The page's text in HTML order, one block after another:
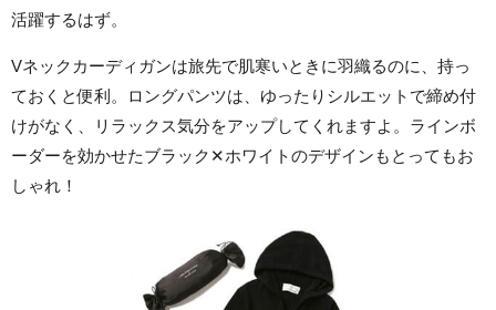
活躍するはず。
Vネックカーディガンは旅先で肌寒いときに羽織るのに、持っ
ておくと便利。ロングパンツは、ゆったりシルエットで締め付
けがなく、リラックス気分をアップしてくれますよ。ラインボ
ーダーを効かせたブラック✕ホワイトのデザインもとってもお
しゃれ！